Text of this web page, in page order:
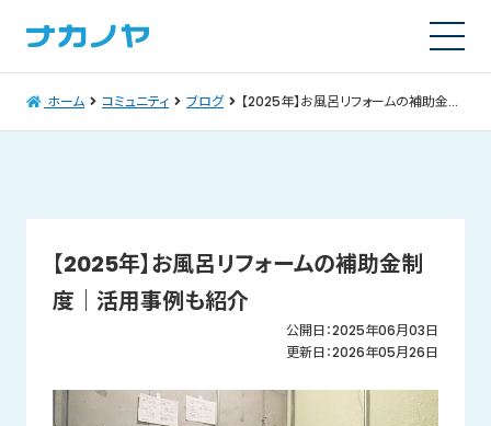
ホーム コミュニティ ブログ 【2025年】お風呂リフォームの補助金制度｜活用事例も紹介
【2025年】お風呂リフォームの補助金制
度｜活用事例も紹介
公開日：2025年06月03日
更新日：2026年05月26日